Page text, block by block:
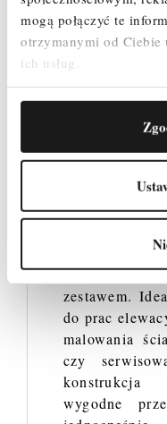
mogą połączyć te
otrzymanymi od Ciebie
ich usług.
nade
oraz
zestawem.
do prac
malowania
czy
wygodne